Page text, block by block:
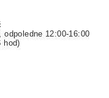
odpoledne 12:00-16:00
hod)